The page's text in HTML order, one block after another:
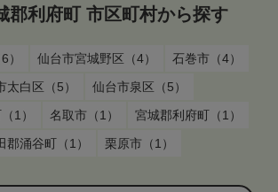
郡利府町 市区町村から探す
） 仙台市宮城野区（4）
石巻市（4）
太白区（5）
仙台市泉区（5）
1）
名取市（1）
宮城郡利府町（1）
郡涌谷町（1）
栗原市（1）